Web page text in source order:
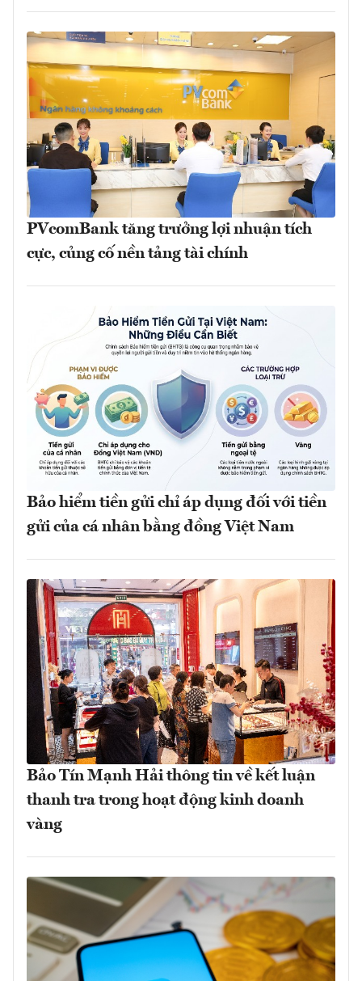
PVcomBank tăng trưởng lợi nhuận tích
cực, củng cố nền tảng tài chính
Bảo hiểm tiền gửi chỉ áp dụng đối với tiền
gửi của cá nhân bằng đồng Việt Nam
Bảo Tín Mạnh Hải thông tin về kết luận
thanh tra trong hoạt động kinh doanh
vàng